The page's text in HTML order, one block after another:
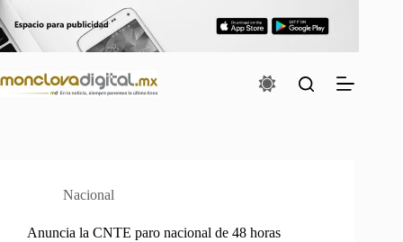
al
contenido
Nacional
Anuncia la CNTE paro nacional de 48 horas